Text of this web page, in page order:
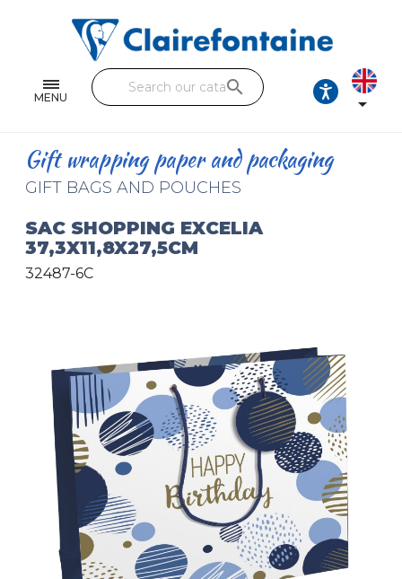
MENU
Single and double sheets
Fine arts
Handicraft
Pencil cases & Leather goods
search

Gift wrapping paper and packaging
GIFT BAGS AND POUCHES
SAC SHOPPING EXCELIA
37,3X11,8X27,5CM
32487-6C